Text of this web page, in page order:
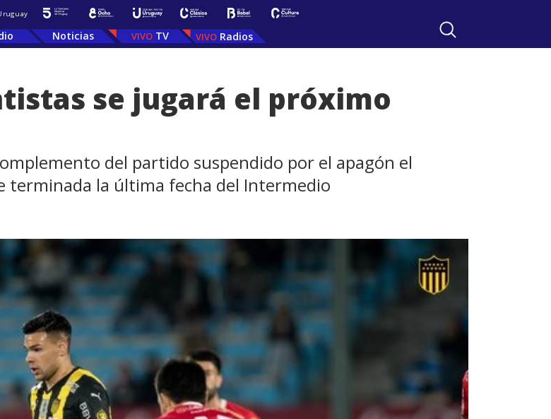
Noticias TV Radios
se jugará el próximo
del partido suspendido por el apagón el
terminada la última fecha del Intermedio